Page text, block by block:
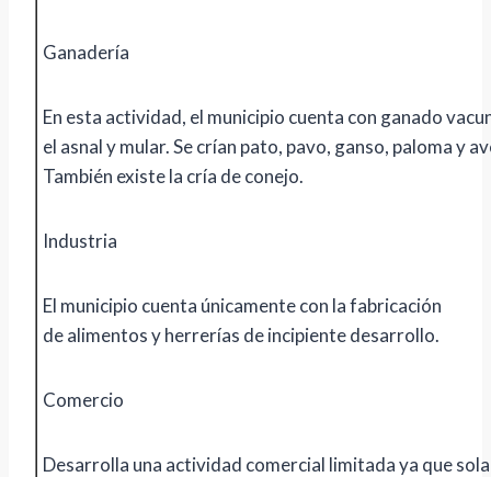
Ganadería
En esta actividad, el municipio cuenta con ganado
el asnal y mular. Se crían pato, pavo, ganso, paloma y
También existe la cría de conejo.
Industria
El municipio cuenta únicamente con la fabricación
de alimentos y herrerías de incipiente desarrollo.
Comercio
Desarrolla una actividad comercial limitada ya que